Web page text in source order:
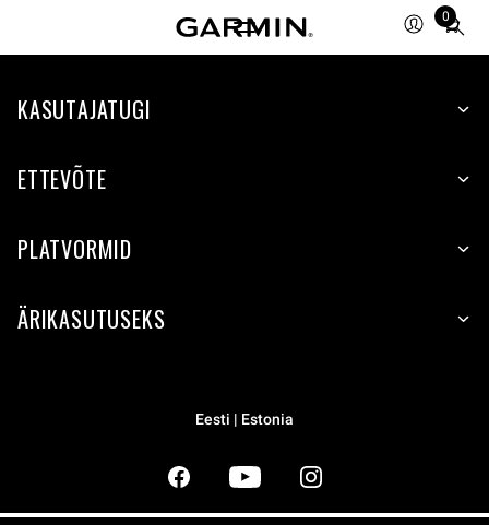
0
Total
items
cart:
KASUTAJATUGI
ETTEVÕTE
PLATVORMID
ÄRIKASUTUSEKS
Eesti | Estonia